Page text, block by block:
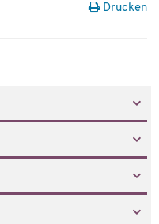
Drucken